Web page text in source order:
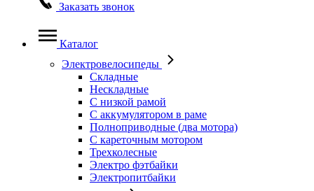
Заказать звонок
Каталог
Электровелосипеды
Складные
Нескладные
С низкой рамой
С аккумулятором в раме
Полноприводные (два мотора)
С кареточным мотором
Трехколесные
Электро фэтбайки
Электропитбайки